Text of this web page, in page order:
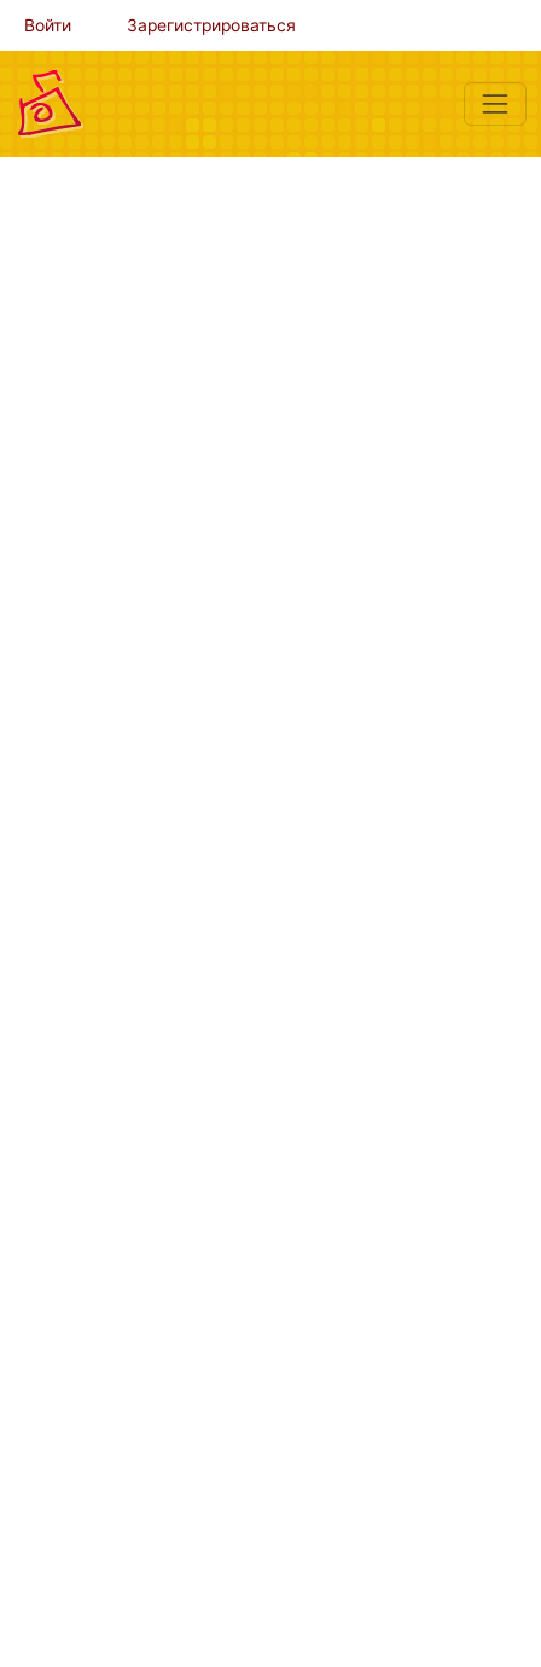
Войти Зарегистрироваться